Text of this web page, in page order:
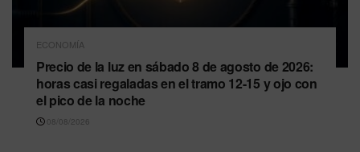
ECONOMÍA
Precio de la luz en sábado 8 de agosto de 2026:
horas casi regaladas en el tramo 12-15 y ojo con
el pico de la noche
08/08/2026